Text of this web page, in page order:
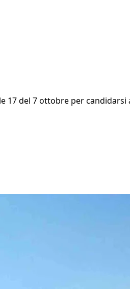
17 del 7 ottobre per candidarsi